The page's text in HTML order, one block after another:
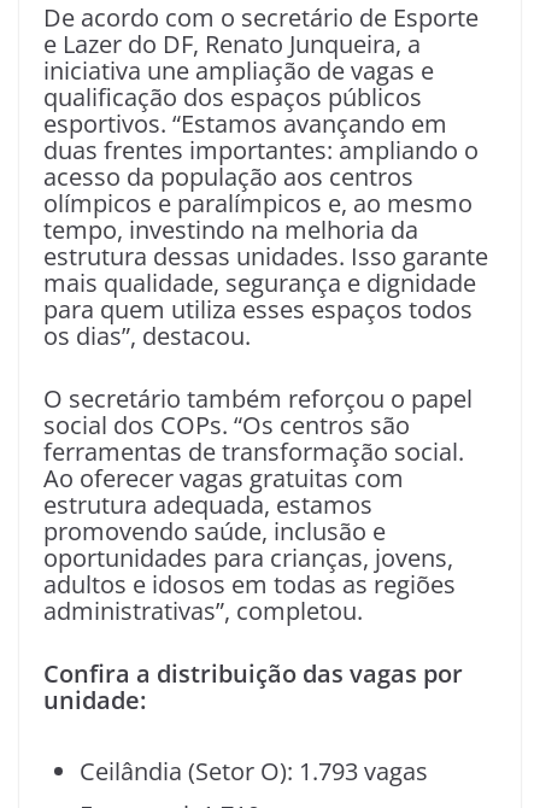
De acordo com o secretário de Esporte
e Lazer do DF, Renato Junqueira, a
iniciativa une ampliação de vagas e
qualificação dos espaços públicos
esportivos. “Estamos avançando em
duas frentes importantes: ampliando o
acesso da população aos centros
olímpicos e paralímpicos e, ao mesmo
tempo, investindo na melhoria da
estrutura dessas unidades. Isso garante
mais qualidade, segurança e dignidade
para quem utiliza esses espaços todos
os dias”, destacou.
O secretário também reforçou o papel
social dos COPs. “Os centros são
ferramentas de transformação social.
Ao oferecer vagas gratuitas com
estrutura adequada, estamos
promovendo saúde, inclusão e
oportunidades para crianças, jovens,
adultos e idosos em todas as regiões
administrativas”, completou.
Confira a distribuição das vagas por
unidade:
Ceilândia (Setor O): 1.793 vagas